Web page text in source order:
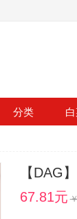
分类
【DAG
67.81元